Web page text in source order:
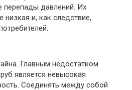
перепады давлений. Их
и, как следствие,
Главным недостатком
является невысокая
Соединять между собой